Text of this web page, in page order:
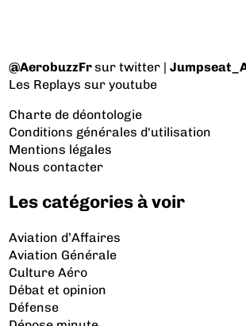
@AerobuzzFrsur twitter |
Les Replays sur youtube
Charte de déontologie
Conditions générales d'utilisation
Mentions légales
Nous contacter
Les catégories à voir
Aviation d’Affaires
Aviation Générale
Culture Aéro
Débat et opinion
Défense